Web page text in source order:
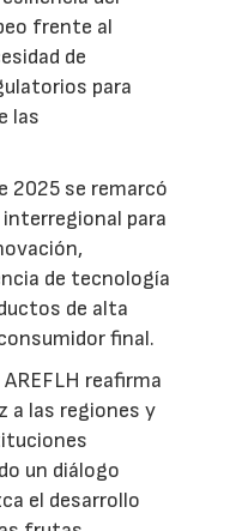
frente al
de
para
las
2025 se remarcó
para
de tecnología
de alta
final.
reafirma
a las regiones y
un diálogo
el desarrollo